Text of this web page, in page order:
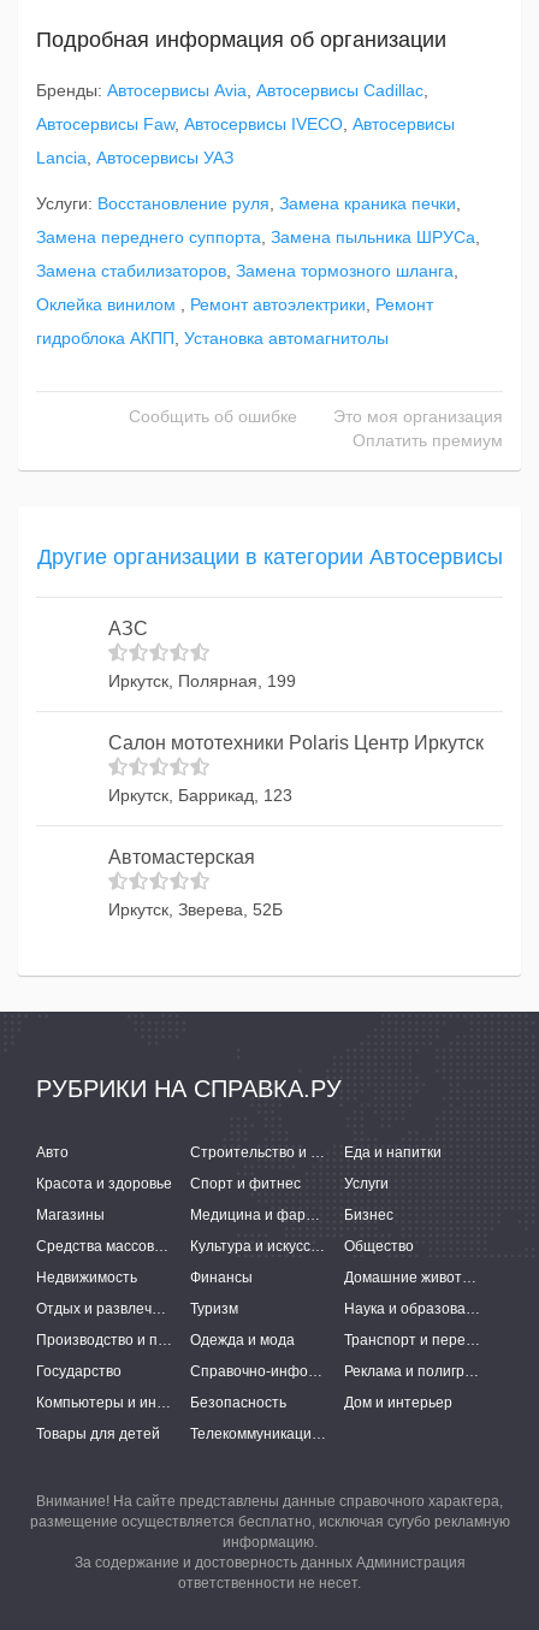
Подробная информация об организации
Бренды: Автосервисы Avia Автосервисы Cadillac
Автосервисы Faw, Автосервисы IVECO Автосервисы
Lancia Автосервисы УАЗ
Услуги: Восстановление руля Замена краника печки
Замена переднего суппорта Замена пыльника ШРУСа
Замена стабилизаторов Замена тормозного шланга
Оклейка винилом
Ремонт автоэлектрики
Ремонт
гидроблока АКПП Установка автомагнитолы
Сообщить об ошибке
Это моя организация
Оплатить премиум
Другие организации в категории Автосервисы
АЗС
Иркутск, Полярная, 199
Салон мототехники Polaris Центр Иркутск
Иркутск, Баррикад, 123
Автомастерская
Иркутск, Зверева, 52Б
РУБРИКИ НА СПРАВКА.РУ
Авто Строительство и ремонт
Еда и напитки
Красота и здоровье
Спорт и фитнес
Услуги
Магазины
Медицина и фармацевтика
Бизнес
Средства массовой информации
Культура и искусство
Общество
Недвижимость
Финансы
Домашние животные
Отдых и развлечения
Туризм
Наука и образование
Производство и поставки
Одежда и мода
Транспорт и перевозки
Государство
Справочно-информационные системы
Реклама и полиграфия
Компьютеры и интернет
Безопасность
Дом и интерьер
Товары для детей
Телекоммуникации и связь
Внимание! На сайте представлены данные справочного характера,
размещение осуществляется бесплатно, исключая сугубо рекламную
информацию.
За содержание и достоверность данных Администрация
ответственности не несет.